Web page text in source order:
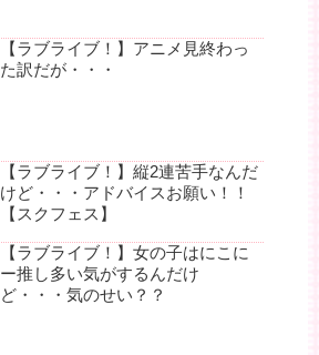
【ラブライブ！】アニメ見終わっ
た訳だが・・・
【ラブライブ！】縦2連苦手なんだ
けど・・・アドバイスお願い！！
【スクフェス】
【ラブライブ！】女の子はにこに
ー推し多い気がするんだけ
ど・・・気のせい？？